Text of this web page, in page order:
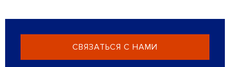
СВЯЗАТЬСЯ С НАМИ